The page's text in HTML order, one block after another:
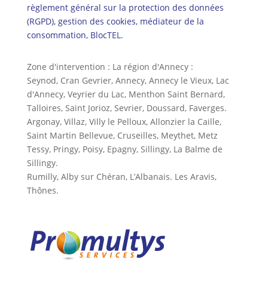
règlement général sur la protection des données
(RGPD), gestion des cookies, médiateur de la
consommation, BlocTEL.
Zone d'intervention : La région d'Annecy :
Seynod, Cran Gevrier, Annecy, Annecy le Vieux, Lac
d'Annecy, Veyrier du Lac, Menthon Saint Bernard,
Talloires, Saint Jorioz, Sevrier, Doussard, Faverges.
Argonay, Villaz, Villy le Pelloux, Allonzier la Caille,
Saint Martin Bellevue, Cruseilles, Meythet, Metz
Tessy, Pringy, Poisy, Epagny, Sillingy, La Balme de
Sillingy.
Rumilly, Alby sur Chéran, L’Albanais. Les Aravis,
Thônes.